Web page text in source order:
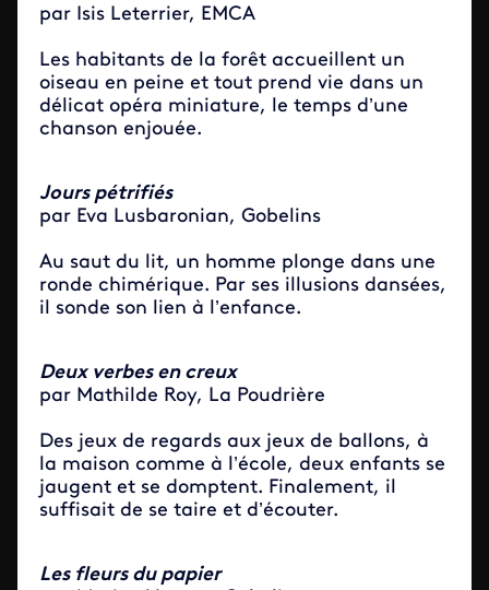
par Isis Leterrier, EMCA
Les habitants de la forêt accueillent un
oiseau en peine et tout prend vie dans un
délicat opéra miniature, le temps d’une
chanson enjouée.
Jours pétrifiés
par Eva Lusbaronian, Gobelins
Au saut du lit, un homme plonge dans une
ronde chimérique. Par ses illusions dansées,
il sonde son lien à l’enfance.
Deux verbes en creux
par Mathilde Roy, La Poudrière
Des jeux de regards aux jeux de ballons, à
la maison comme à l’école, deux enfants se
jaugent et se domptent. Finalement, il
suffisait de se taire et d’écouter.
Les fleurs du papier